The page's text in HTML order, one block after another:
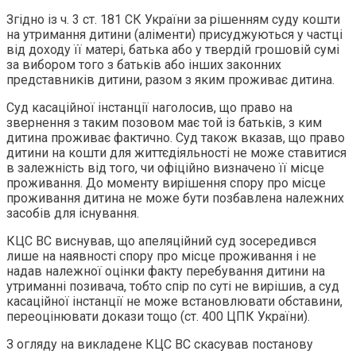
Згідно із ч. 3 ст. 181 СК України за рішенням суду кошти
на утримання дитини (аліменти) присуджуються у частці
від доходу її матері, батька або у твердій грошовій сумі
за вибором того з батьків або інших законних
представників дитини, разом з яким проживає дитина.
Суд касаційної інстанції наголосив, що право на
звернення з таким позовом має той із батьків, з ким
дитина проживає фактично. Суд також вказав, що право
дитини на кошти для життєдіяльності не може ставитися
в залежність від того, чи офіційно визначено її місце
проживання. До моменту вирішення спору про місце
проживання дитина не може бути позбавлена належних
засобів для існування.
КЦС ВС виснував, що апеляційний суд зосередився
лише на наявності спору про місце проживання і не
надав належної оцінки факту перебування дитини на
утриманні позивача, тобто спір по суті не вирішив, а суд
касаційної інстанції не може встановлювати обставини,
переоцінювати докази тощо (ст. 400 ЦПК України).
З огляду на викладене КЦС ВС скасував постанову